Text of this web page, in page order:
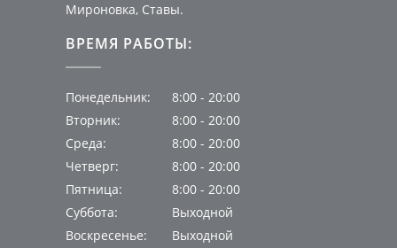
Мироновка, Ставы.
ВРЕМЯ РАБОТЫ:
Понедельник:
8:00 - 20:00
Вторник:
8:00 - 20:00
Среда:
8:00 - 20:00
Четверг:
8:00 - 20:00
Пятница:
8:00 - 20:00
Суббота:
Выходной
Воскресенье:
Выходной